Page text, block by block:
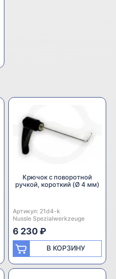
Крючок с поворотной
ручкой, короткий (Ø 4 мм)
Артикул: 21d4-k
Производитель:
Nussle Spezialwerkzeuge
6 230 ₽
В КОРЗИНУ